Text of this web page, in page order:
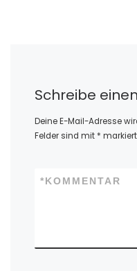
Schreibe
Deine E-Mail-Adresse
Felder sind mit * markiert
KOMMENTAR
*